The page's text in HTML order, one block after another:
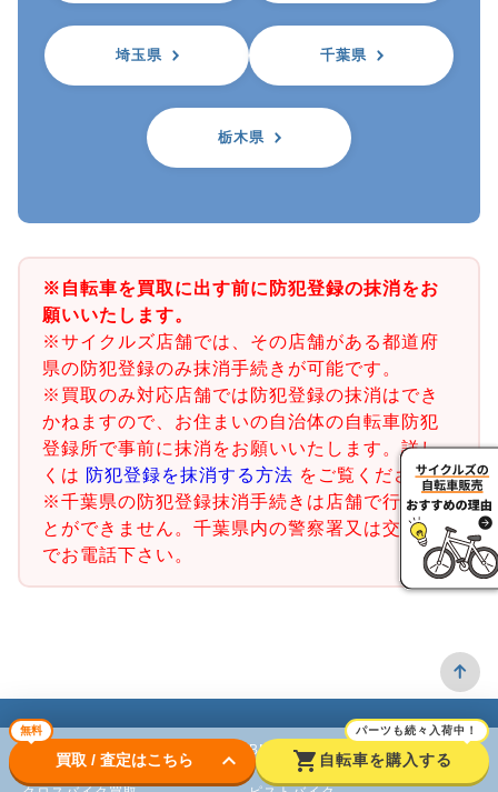
埼玉県 千葉県
栃木県
※自転車を買取に出す前に防犯登録の抹消をお
願いいたします。
※サイクルズ店舗では、その店舗がある都道府
県の防犯登録のみ抹消手続きが可能です。
※買取のみ対応店舗では防犯登録の抹消はでき
かねますので、お住まいの自治体の自転車防犯
登録所で事前に抹消をお願いいたします。詳し
くは 防犯登録を抹消する方法 をご覧ください。
※千葉県の防犯登録抹消手続きは店舗で行うこ
とができません。千葉県内の警察署又は交番ま
でお電話下さい。
無料
買取 / 査定はこちら keyboard_arrow_down shopping_cart
パーツも続々入荷中！
自転車を購入する
ロードバイク BMX